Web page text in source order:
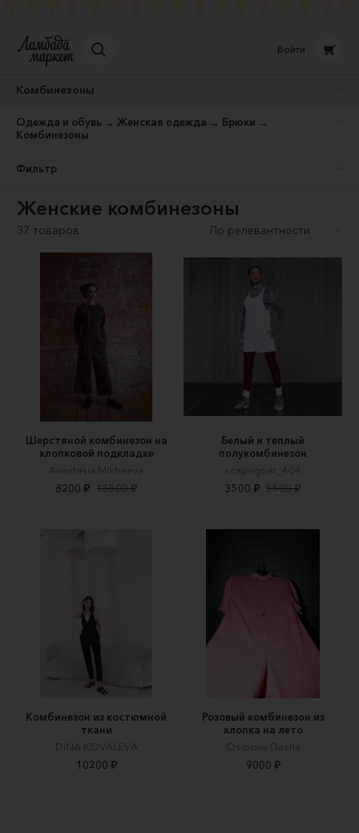
Войти
Комбинезоны
Одежда и обувь → Женская одежда → Брюки →
Комбинезоны
Фильтр
Женские комбинезоны
37 товаров
Шерстяной комбинезон на
хлопковой подкладке
Anastasia Mikheeva
8200 ₽ 13500 ₽
Белый и теплый
полукомбинезон
scapegoat_404
3500 ₽ 5500 ₽
Комбинезон из костюмной
ткани
DINA KOVALEVA
10200 ₽
Розовый комбинезон из
хлопка на лето
Osipova Dasha
9000 ₽